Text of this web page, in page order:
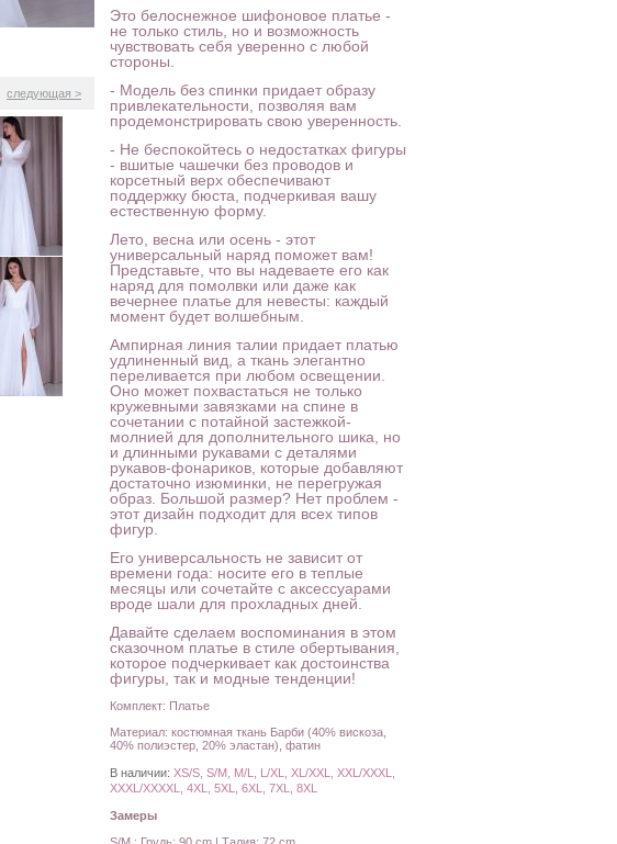
Это белоснежное шифоновое платье -
не только стиль, но и возможность
чувствовать себя уверенно с любой
стороны.
- Модель без спинки придает образу
привлекательности, позволяя вам
продемонстрировать свою уверенность.
- Не беспокойтесь о недостатках фигуры
- вшитые чашечки без проводов и
корсетный верх обеспечивают
поддержку бюста, подчеркивая вашу
естественную форму.
Лето, весна или осень - этот
универсальный наряд поможет вам!
Представьте, что вы надеваете его как
наряд для помолвки или даже как
вечернее платье для невесты: каждый
момент будет волшебным.
Ампирная линия талии придает платью
удлиненный вид, а ткань элегантно
переливается при любом освещении.
Оно может похвастаться не только
кружевными завязками на спине в
сочетании с потайной застежкой-
молнией для дополнительного шика, но
и длинными рукавами с деталями
рукавов-фонариков, которые добавляют
достаточно изюминки, не перегружая
образ. Большой размер? Нет проблем -
этот дизайн подходит для всех типов
фигур.
Его универсальность не зависит от
времени года: носите его в теплые
месяцы или сочетайте с аксессуарами
вроде шали для прохладных дней.
Давайте сделаем воспоминания в этом
сказочном платье в стиле обертывания,
которое подчеркивает как достоинства
фигуры, так и модные тенденции!
Комплект: Платье
Материал: костюмная ткань Барби (40% вискоза,
40% полиэстер, 20% эластан), фатин
В наличии: XS/S, S/M, M/L, L/XL, XL/XXL, XXL/XXXL,
XXXL/XXXXL, 4XL, 5XL, 6XL, 7XL, 8XL
Замеры
следующая >